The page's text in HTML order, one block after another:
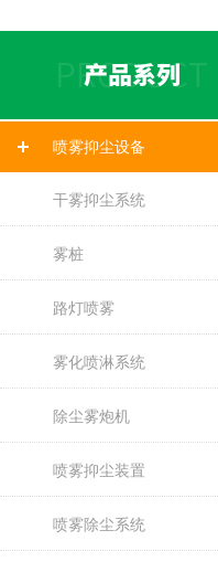
喷雾抑尘设备
干雾抑尘系统
雾桩
路灯喷雾
雾化喷淋系统
除尘雾炮机
喷雾抑尘装置
喷雾除尘系统